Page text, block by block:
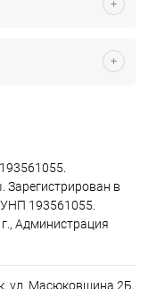
Зарегистрирован в
193561055.
Администрация
ул. Масюковщина 2Б,